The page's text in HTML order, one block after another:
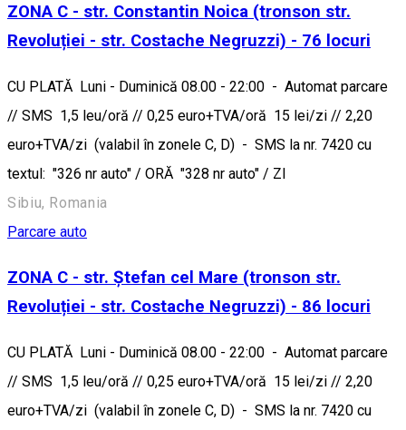
ZONA C - str. Constantin Noica (tronson str.
Revoluției - str. Costache Negruzzi) - 76 locuri
CU PLATĂ Luni - Duminică 08.00 - 22:00 - Automat parcare
// SMS 1,5 leu/oră // 0,25 euro+TVA/oră 15 lei/zi // 2,20
euro+TVA/zi (valabil în zonele C, D) - SMS la nr. 7420 cu
textul: "326 nr auto" / ORĂ "328 nr auto" / ZI
Sibiu, Romania
Parcare auto
ZONA C - str. Ștefan cel Mare (tronson str.
Revoluției - str. Costache Negruzzi) - 86 locuri
CU PLATĂ Luni - Duminică 08.00 - 22:00 - Automat parcare
// SMS 1,5 leu/oră // 0,25 euro+TVA/oră 15 lei/zi // 2,20
euro+TVA/zi (valabil în zonele C, D) - SMS la nr. 7420 cu